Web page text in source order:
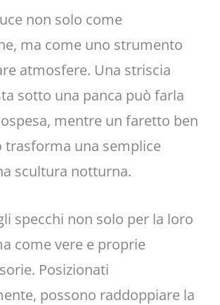
non solo come
ma come uno strumento
atmosfere. Una striscia
sotto una panca può farla
mentre un faretto ben
trasforma una semplice
scultura notturna.
specchi non solo per la loro
come vere e proprie
Posizionati
possono raddoppiare la